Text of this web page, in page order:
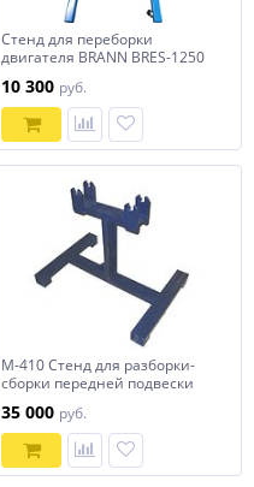
Стенд для переборки
двигателя BRANN BRES-1250
10 300 руб.
М-410 Стенд для разборки-
сборки передней подвески
35 000 руб.